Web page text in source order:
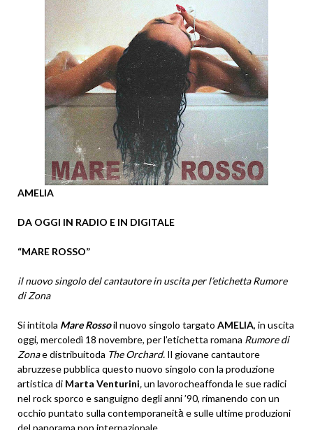
AMELIA
DA OGGI IN RADIO E IN DIGITALE
“MARE ROSSO”
il nuovo singolo del cantautore in uscita per l’etichetta Rumore
di Zona
Si intitola Mare Rossoil nuovo singolo targato AMELIA, in uscita
oggi, mercoledì 18 novembre, per l’etichetta romana Rumore di
Zonae distribuitoda The Orchard. Il giovane cantautore
abruzzese pubblica questo nuovo singolo con la produzione
artistica di Marta Venturini,un lavorocheaffonda le sue radici
nel rock sporco e sanguigno degli anni ’90, rimanendo con un
occhio puntato sulla contemporaneità̀ e sulle ultime produzioni
del panorama pop internazionale.